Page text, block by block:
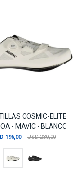
COSMIC-ELITE
- MAVIC - BLANCO
196,00 USD 230,00